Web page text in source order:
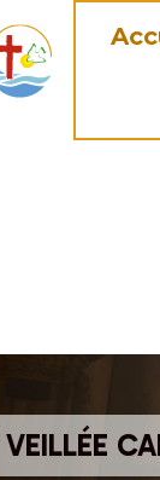
VEILLÉE